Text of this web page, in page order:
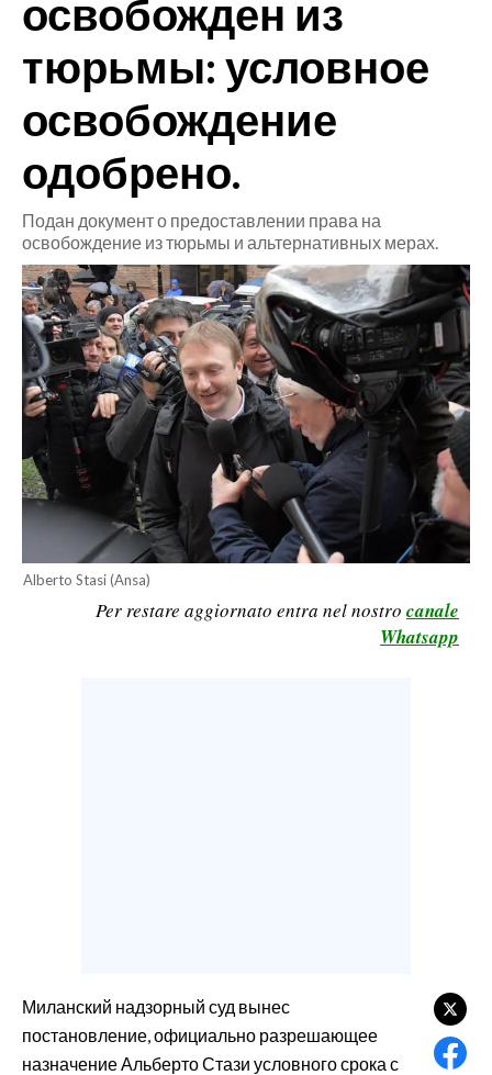
ITALIA
MONDO
POLITICA
ECONOMIA
SERVIZI ALLE IMPRESE
LAVORO
BANDI
SPORT IN SARDEGNA
SPORT
RISULTATI E CLASSIFICHE
CALCIO
CALCIO REGIONALE
BASKET
#CARAUNIONE
освобожден из
тюрьмы: условное
освобождение
одобрено.
Подан документ о предоставлении права на
освобождение из тюрьмы и альтернативных мерах.
Alberto Stasi (Ansa)
Per restare aggiornato entra nel nostro canale
Whatsapp
Миланский надзорный суд вынес
постановление, официально разрешающее
назначение Альберто Стази условного срока с